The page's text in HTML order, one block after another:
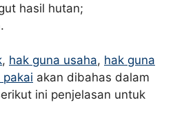
hasil hutan;
, hak guna usaha, hak guna
pakai akan dibahas dalam
ini penjelasan untuk